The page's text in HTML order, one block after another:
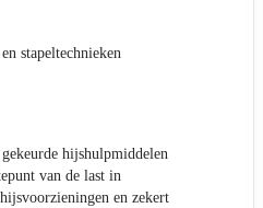
stapeltechnieken
gekeurde hijshulpmiddelen
van de last in
en zekert